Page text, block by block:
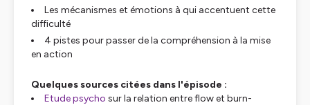
Les mécanismes et émotions à qui accentuent cette
difficulté
4 pistes pour passer de la compréhension à la mise
en action
Quelques sources citées dans l'épisode :
Etude psycho sur la relation entre flow et burn-